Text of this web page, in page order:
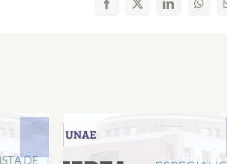
Facebook
X LinkedIn